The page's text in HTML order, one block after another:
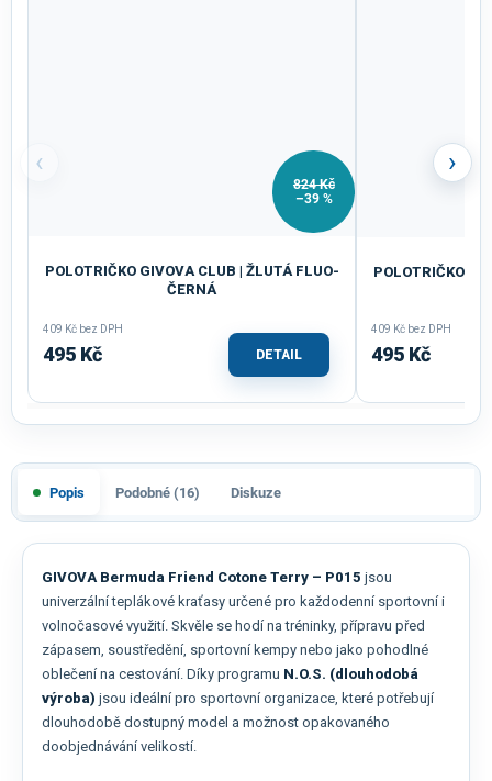
‹
824 Kč
–39 %
POLOTRIČKO GIVOVA CLUB | ŽLUTÁ FLUO-
ČERNÁ
409 Kč bez DPH
495 Kč DETAIL
POLOTRIČKO
409 Kč bez DPH
495 Kč
›
Popis Podobné (16) Diskuze
GIVOVA Bermuda Friend Cotone Terry – P015 jsou
univerzální teplákové kraťasy určené pro každodenní sportovní i
volnočasové využití. Skvěle se hodí na tréninky, přípravu před
zápasem, soustředění, sportovní kempy nebo jako pohodlné
oblečení na cestování. Díky programu N.O.S. (dlouhodobá
výroba) jsou ideální pro sportovní organizace, které potřebují
dlouhodobě dostupný model a možnost opakovaného
doobjednávání velikostí.